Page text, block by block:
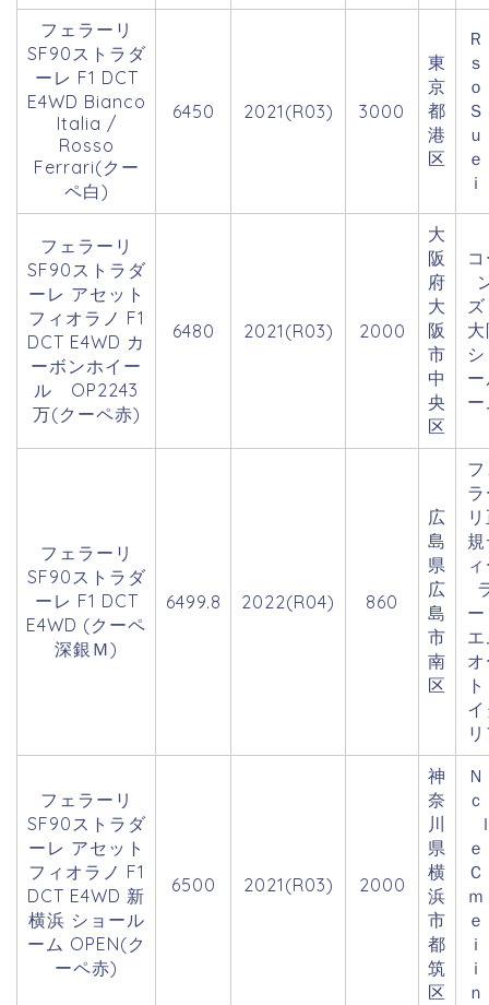
フェラーリ
SF90ストラダ
ーレ F1 DCT
E4WD Bianco
Italia /
Rosso
Ferrari(クー
ペ白)
6450 2021(R03) 3000
東
京
都
港
区
フェラーリ
SF90ストラダ
ーレ アセット
フィオラノ F1
DCT E4WD カ
ーボンホイー
ル OP2243
万(クーペ赤)
6480 2021(R03) 2000
大
阪
府
大
阪
市
中
央
区
フェラーリ
SF90ストラダ
ーレ F1 DCT
E4WD (クーペ
深銀Ｍ)
6499.8 2022(R04) 860
広
島
県
広
島
市
南
区
フェラーリ
SF90ストラダ
ーレ アセット
フィオラノ F1
DCT E4WD 新
横浜 ショール
ーム OPEN(ク
ーペ赤)
6500 2021(R03) 2000
神
奈
川
県
横
浜
市
都
筑
区